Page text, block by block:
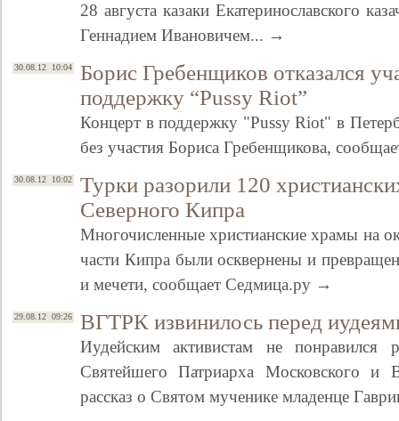
28 августа казаки Екатеринославского
Геннадием Ивановичем... →
30.08.12 10:04
Борис Гребенщиков отказался
поддержку “Pussy Riot”
Концерт в поддержку "Pussy Riot" в
без участия Бориса Гребенщикова,
30.08.12 10:02
Турки разорили 120
Северного Кипра
Многочисленные христианские храмы на
части Кипра были осквернены и
и мечети, сообщает Седмица.ру →
29.08.12 09:26 ВГТРК извинилось перед
Иудейским активистам не понравился
Святейшего Патриарха Московского
рассказ о Святом мученике младенце